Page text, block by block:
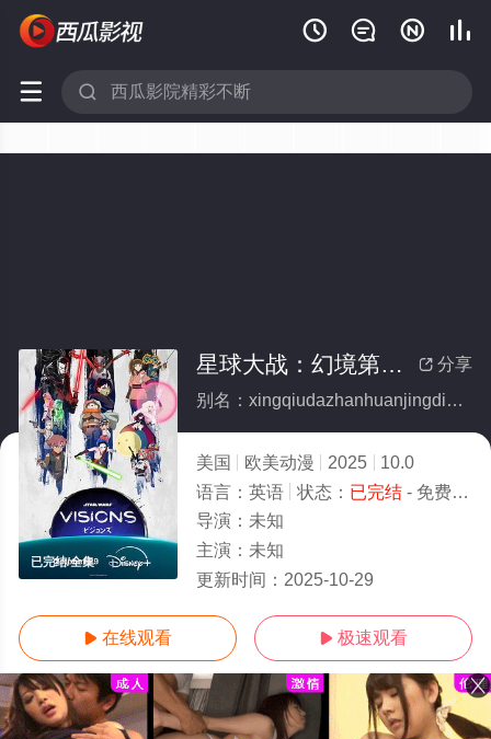
   
 
已完结/全集
 分享
星球大战：幻境第三季(全集)
别名：xingqiudazhanhuanjingdisanji
美国 欧美动漫 2025
10.0
语言： 英语 状态： 已完结- 免费在线观看
导演： 未知
主演： 未知
更新时间： 2025-10-29
 在线观看  极速观看